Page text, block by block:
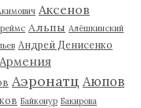
Аксенов
Альпы Алёшкинский
Андрей Денисенко
Армения
Аэронатц Аюпов
Байконур Бакирова